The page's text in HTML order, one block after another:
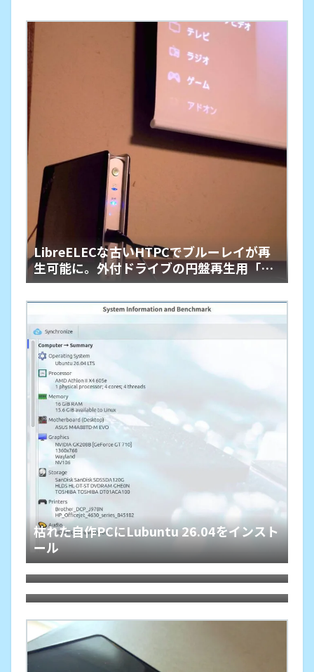
LibreELECな古いHTPCでブルーレイが再
生可能に。外付ドライブの円盤再生用「艦
橋」という余生
枯れた自作PCにLubuntu 26.04をインスト
ール
HDMIオーディオ分離器でレガシー規格ホ
ームシアターが本領を発揮、その旋律に戦
慄
Debian 13 trixieをLXQtでASUS-X540YA
にインストールしてみた。懐かしくて軽快